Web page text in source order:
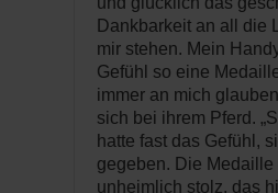
Dankbarkeit an all die
mir stehen. Mein
Gefühl so eine
immer an mich
sich bei ihrem Pferd.
hatte fast das Gefühl,
gegeben. Die
unheimlich stolz, das